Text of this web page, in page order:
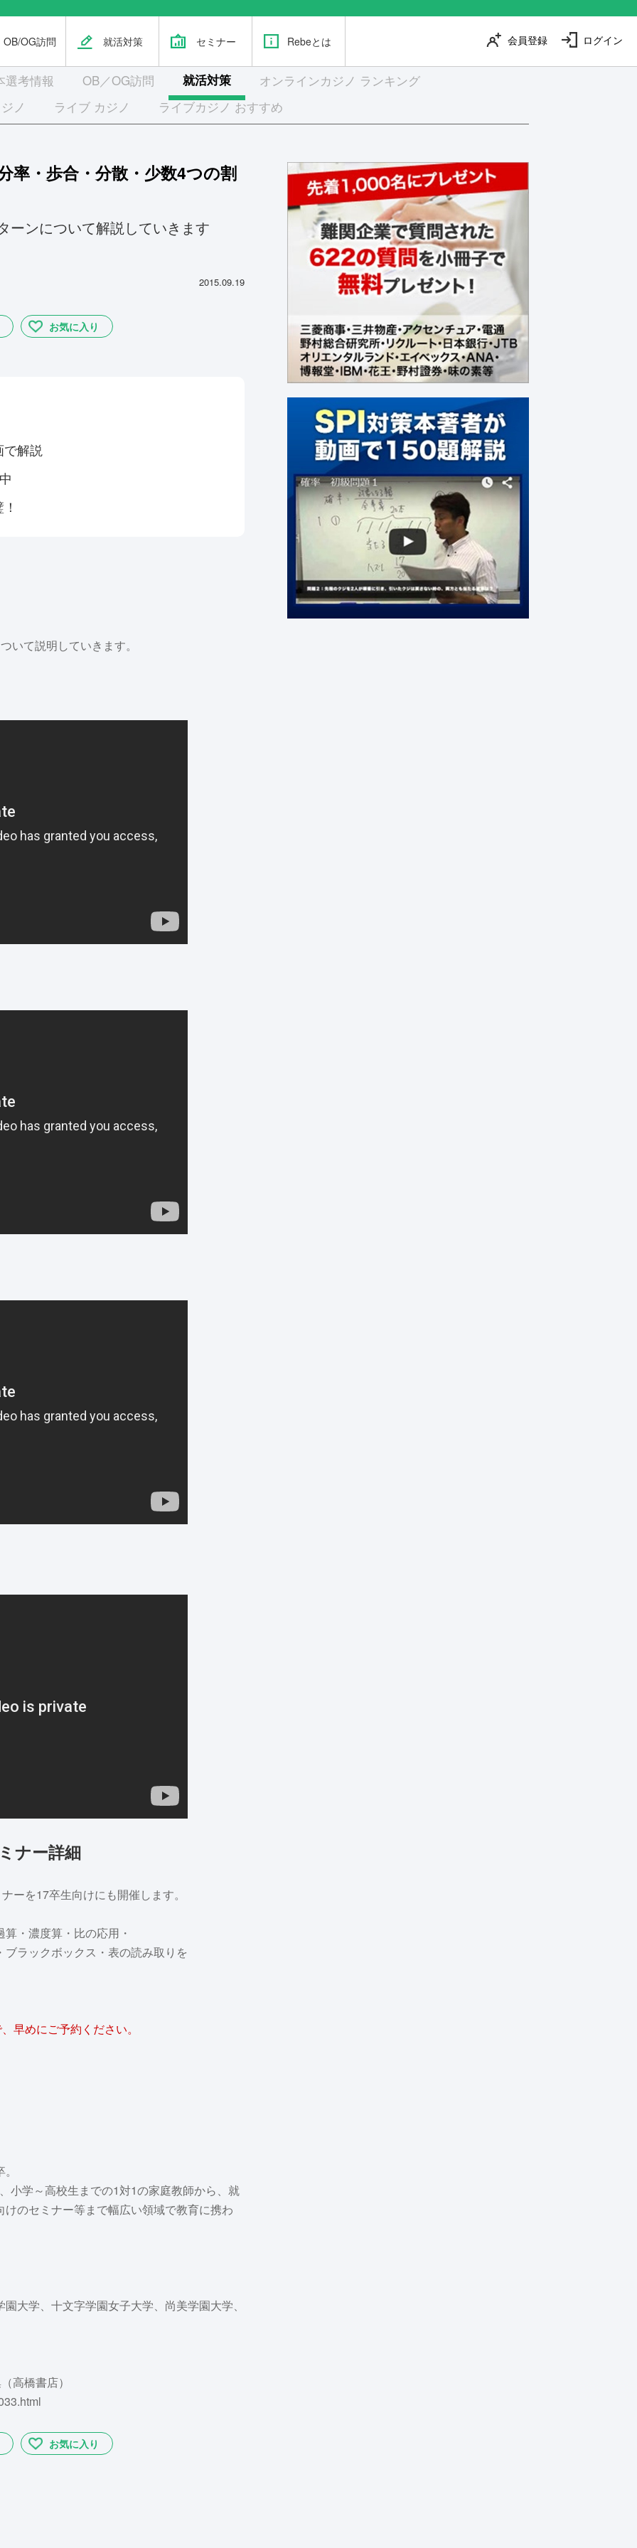
ログイン
会員登録
OB/OG訪問 就活対策 セミナー Rebeとは
選考情報 OB／OG訪問 就活対策
オンラインカジノ ランキング
ノ
ライブ カジノ ライブカジノ おすすめ
率・歩合・分散・少数4つの割
ーンについて解説していきます
2015.09.19
お気に入り
解説
いて説明していきます。
ナー詳細
ーを17卒生向けにも開催します。
・濃度算・比の応用・
ラックボックス・表の読み取りを
早めにご予約ください。
小学～高校生までの1対1の家庭教師から、就
のセミナー等まで幅広い領域で教育に携わ
大学、十文字学園女子大学、尚美学園大学、
高橋書店）
お気に入り